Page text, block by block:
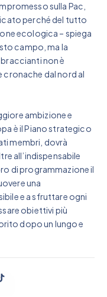
sulla Pac,
perché del tutto
ecologica – spiega
campo, ma la
non è
cronache dal nord al
ambizione e
è il Piano strategico
membri, dovrà
all’indispensabile
di programmazione il
una
e a sfruttare ogni
obiettivi più
dopo un lungo e